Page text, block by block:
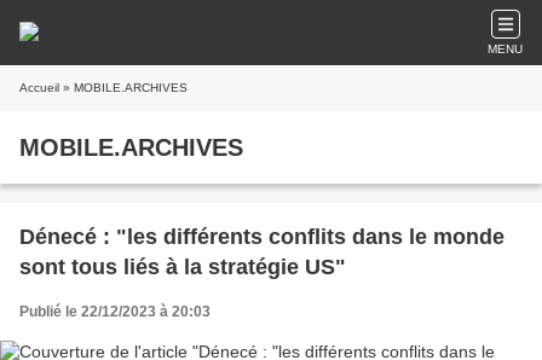
MENU
Accueil » MOBILE.ARCHIVES
MOBILE.ARCHIVES
Dénecé : "les différents conflits dans le monde
sont tous liés à la stratégie US"
Publié le 22/12/2023 à 20:03